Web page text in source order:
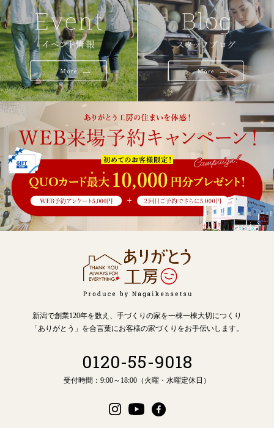
新潟で創業120年を数え、手づくりの家を一棟一棟大切につくり
「ありがとう」を合言葉にお客様の家づくりをお手伝いします。
0120-55-9018
受付時間：9:00～18:00（火曜・水曜定休日）